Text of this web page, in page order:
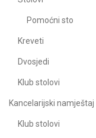
Pomoćni sto
Kreveti
Dvosjedi
Klub stolovi
Kancelarijski namještaj
Klub stolovi